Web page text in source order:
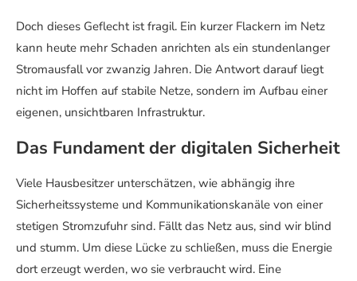
Doch dieses Geflecht ist fragil. Ein kurzer Flackern im Netz
kann heute mehr Schaden anrichten als ein stundenlanger
Stromausfall vor zwanzig Jahren. Die Antwort darauf liegt
nicht im Hoffen auf stabile Netze, sondern im Aufbau einer
eigenen, unsichtbaren Infrastruktur.
Das Fundament der digitalen Sicherheit
Viele Hausbesitzer unterschätzen, wie abhängig ihre
Sicherheitssysteme und Kommunikationskanäle von einer
stetigen Stromzufuhr sind. Fällt das Netz aus, sind wir blind
und stumm. Um diese Lücke zu schließen, muss die Energie
dort erzeugt werden, wo sie verbraucht wird. Eine